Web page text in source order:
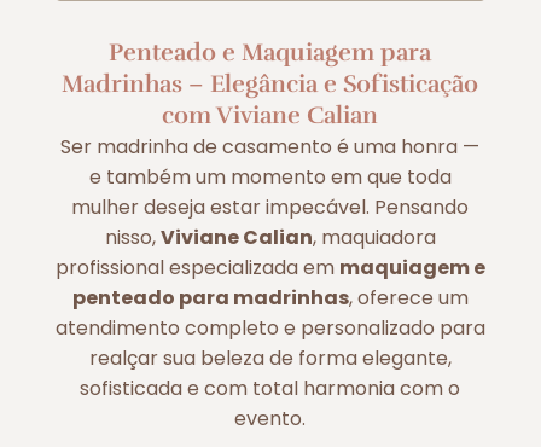
Penteado e Maquiagem para
Madrinhas – Elegância e Sofisticação
com Viviane Calian
Ser madrinha de casamento é uma honra —
e também um momento em que toda
mulher deseja estar impecável. Pensando
nisso,Viviane Calian, maquiadora
profissional especializada em maquiagem e
penteado para madrinhas, oferece um
atendimento completo e personalizado para
realçar sua beleza de forma elegante,
sofisticada e com total harmonia com o
evento.